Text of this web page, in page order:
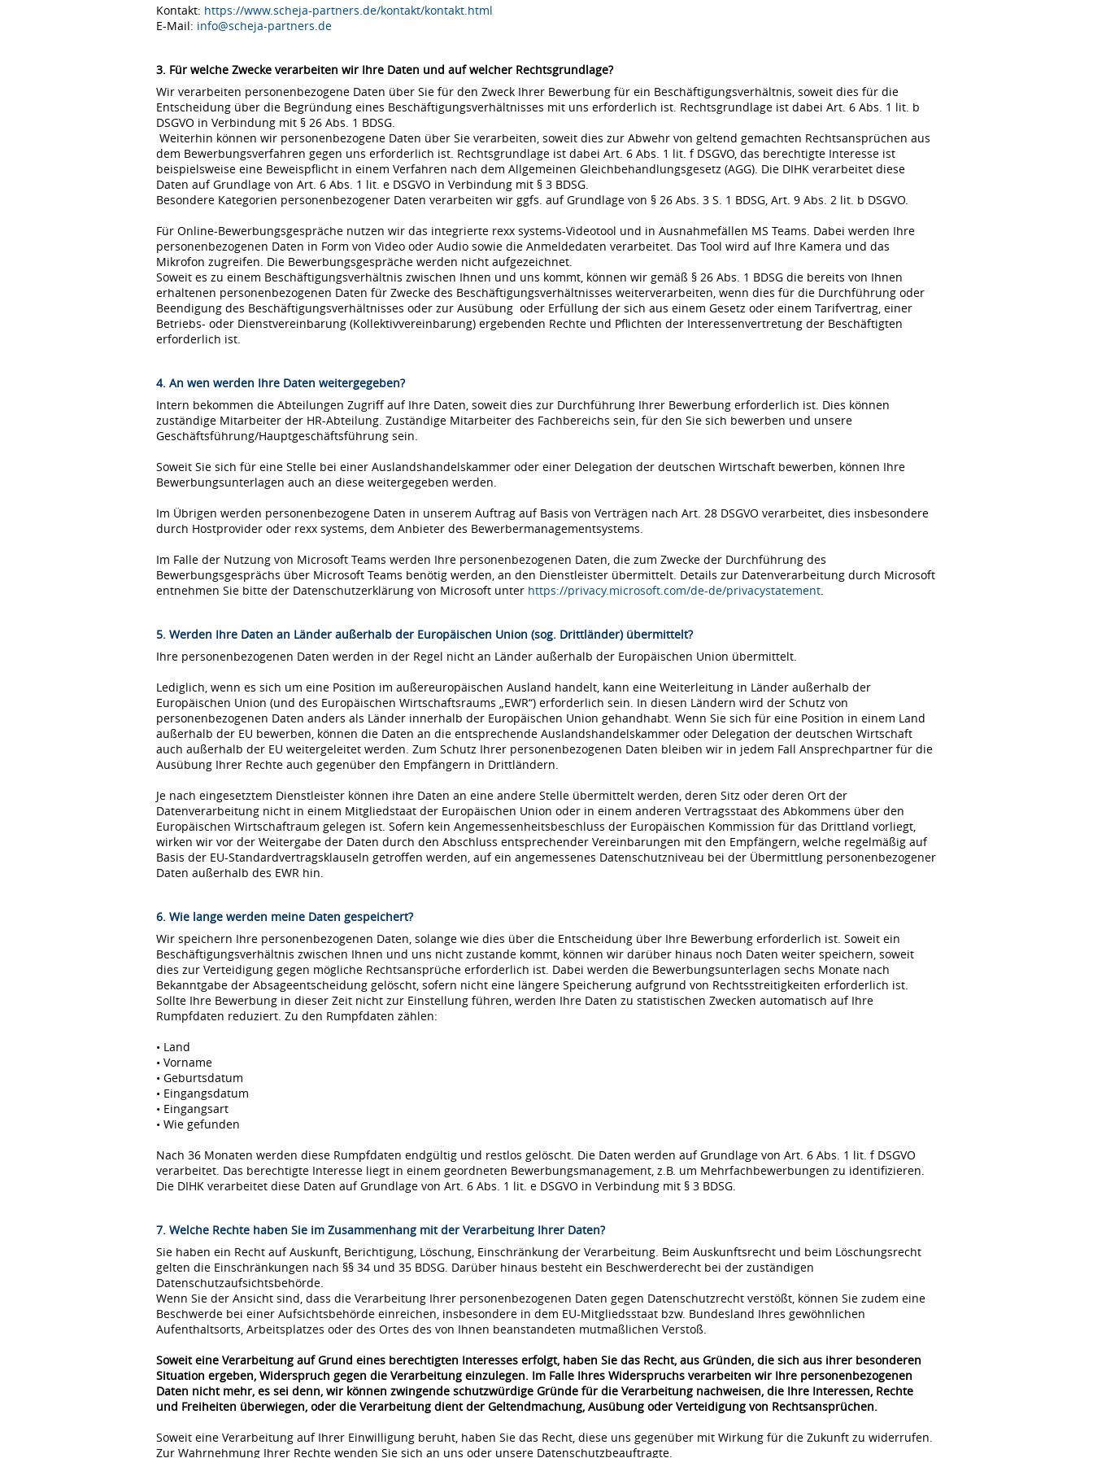
Kontakt: https://www.scheja-partners.de/kontakt/kontakt.html
E-Mail: info@scheja-partners.de
3. Für welche Zwecke verarbeiten wir Ihre Daten und auf welcher Rechtsgrundlage?
Wir verarbeiten personenbezogene Daten über Sie für den Zweck Ihrer Bewerbung für ein Beschäftigungsverhältnis, soweit dies für die
Entscheidung über die Begründung eines Beschäftigungsverhältnisses mit uns erforderlich ist. Rechtsgrundlage ist dabei Art. 6 Abs. 1 lit. b
DSGVO in Verbindung mit § 26 Abs. 1 BDSG.
Weiterhin können wir personenbezogene Daten über Sie verarbeiten, soweit dies zur Abwehr von geltend gemachten Rechtsansprüchen aus
dem Bewerbungsverfahren gegen uns erforderlich ist. Rechtsgrundlage ist dabei Art. 6 Abs. 1 lit. f DSGVO, das berechtigte Interesse ist
beispielsweise eine Beweispflicht in einem Verfahren nach dem Allgemeinen Gleichbehandlungsgesetz (AGG). Die DIHK verarbeitet diese
Daten auf Grundlage von Art. 6 Abs. 1 lit. e DSGVO in Verbindung mit § 3 BDSG.
Besondere Kategorien personenbezogener Daten verarbeiten wir ggfs. auf Grundlage von § 26 Abs. 3 S. 1 BDSG, Art. 9 Abs. 2 lit. b DSGVO.
Für Online-Bewerbungsgespräche nutzen wir das integrierte rexx systems-Videotool und in Ausnahmefällen MS Teams. Dabei werden Ihre
personenbezogenen Daten in Form von Video oder Audio sowie die Anmeldedaten verarbeitet. Das Tool wird auf Ihre Kamera und das
Mikrofon zugreifen. Die Bewerbungsgespräche werden nicht aufgezeichnet.
Soweit es zu einem Beschäftigungsverhältnis zwischen Ihnen und uns kommt, können wir gemäß § 26 Abs. 1 BDSG die bereits von Ihnen
erhaltenen personenbezogenen Daten für Zwecke des Beschäftigungsverhältnisses weiterverarbeiten, wenn dies für die Durchführung oder
Beendigung des Beschäftigungsverhältnisses oder zur Ausübung oder Erfüllung der sich aus einem Gesetz oder einem Tarifvertrag, einer
Betriebs- oder Dienstvereinbarung (Kollektivvereinbarung) ergebenden Rechte und Pflichten der Interessenvertretung der Beschäftigten
erforderlich ist.
4. An wen werden Ihre Daten weitergegeben?
Intern bekommen die Abteilungen Zugriff auf Ihre Daten, soweit dies zur Durchführung Ihrer Bewerbung erforderlich ist. Dies können
zuständige Mitarbeiter der HR-Abteilung. Zuständige Mitarbeiter des Fachbereichs sein, für den Sie sich bewerben und unsere
Geschäftsführung/Hauptgeschäftsführung sein.
Soweit Sie sich für eine Stelle bei einer Auslandshandelskammer oder einer Delegation der deutschen Wirtschaft bewerben, können Ihre
Bewerbungsunterlagen auch an diese weitergegeben werden.
Im Übrigen werden personenbezogene Daten in unserem Auftrag auf Basis von Verträgen nach Art. 28 DSGVO verarbeitet, dies insbesondere
durch Hostprovider oder rexx systems, dem Anbieter des Bewerbermanagementsystems.
Im Falle der Nutzung von Microsoft Teams werden Ihre personenbezogenen Daten, die zum Zwecke der Durchführung des
Bewerbungsgesprächs über Microsoft Teams benötig werden, an den Dienstleister übermittelt. Details zur Datenverarbeitung durch Microsoft
entnehmen Sie bitte der Datenschutzerklärung von Microsoft unter https://privacy.microsoft.com/de-de/privacystatement.
5. Werden Ihre Daten an Länder außerhalb der Europäischen Union (sog. Drittländer) übermittelt?
Ihre personenbezogenen Daten werden in der Regel nicht an Länder außerhalb der Europäischen Union übermittelt.
Lediglich, wenn es sich um eine Position im außereuropäischen Ausland handelt, kann eine Weiterleitung in Länder außerhalb der
Europäischen Union (und des Europäischen Wirtschaftsraums „EWR“) erforderlich sein. In diesen Ländern wird der Schutz von
personenbezogenen Daten anders als Länder innerhalb der Europäischen Union gehandhabt. Wenn Sie sich für eine Position in einem Land
außerhalb der EU bewerben, können die Daten an die entsprechende Auslandshandelskammer oder Delegation der deutschen Wirtschaft
auch außerhalb der EU weitergeleitet werden. Zum Schutz Ihrer personenbezogenen Daten bleiben wir in jedem Fall Ansprechpartner für die
Ausübung Ihrer Rechte auch gegenüber den Empfängern in Drittländern.
Je nach eingesetztem Dienstleister können ihre Daten an eine andere Stelle übermittelt werden, deren Sitz oder deren Ort der
Datenverarbeitung nicht in einem Mitgliedstaat der Europäischen Union oder in einem anderen Vertragsstaat des Abkommens über den
Europäischen Wirtschaftraum gelegen ist. Sofern kein Angemessenheitsbeschluss der Europäischen Kommission für das Drittland vorliegt,
wirken wir vor der Weitergabe der Daten durch den Abschluss entsprechender Vereinbarungen mit den Empfängern, welche regelmäßig auf
Basis der EU-Standardvertragsklauseln getroffen werden, auf ein angemessenes Datenschutzniveau bei der Übermittlung personenbezogener
Daten außerhalb des EWR hin.
6. Wie lange werden meine Daten gespeichert?
Wir speichern Ihre personenbezogenen Daten, solange wie dies über die Entscheidung über Ihre Bewerbung erforderlich ist. Soweit ein
Beschäftigungsverhältnis zwischen Ihnen und uns nicht zustande kommt, können wir darüber hinaus noch Daten weiter speichern, soweit
dies zur Verteidigung gegen mögliche Rechtsansprüche erforderlich ist. Dabei werden die Bewerbungsunterlagen sechs Monate nach
Bekanntgabe der Absageentscheidung gelöscht, sofern nicht eine längere Speicherung aufgrund von Rechtsstreitigkeiten erforderlich ist.
Sollte Ihre Bewerbung in dieser Zeit nicht zur Einstellung führen, werden Ihre Daten zu statistischen Zwecken automatisch auf Ihre
Rumpfdaten reduziert. Zu den Rumpfdaten zählen:
• Land
• Vorname
• Geburtsdatum
• Eingangsdatum
• Eingangsart
• Wie gefunden
Nach 36 Monaten werden diese Rumpfdaten endgültig und restlos gelöscht. Die Daten werden auf Grundlage von Art. 6 Abs. 1 lit. f DSGVO
verarbeitet. Das berechtigte Interesse liegt in einem geordneten Bewerbungsmanagement, z.B. um Mehrfachbewerbungen zu identifizieren.
Die DIHK verarbeitet diese Daten auf Grundlage von Art. 6 Abs. 1 lit. e DSGVO in Verbindung mit § 3 BDSG.
7. Welche Rechte haben Sie im Zusammenhang mit der Verarbeitung Ihrer Daten?
Sie haben ein Recht auf Auskunft, Berichtigung, Löschung, Einschränkung der Verarbeitung. Beim Auskunftsrecht und beim Löschungsrecht
gelten die Einschränkungen nach §§ 34 und 35 BDSG. Darüber hinaus besteht ein Beschwerderecht bei der zuständigen
Datenschutzaufsichtsbehörde.
Wenn Sie der Ansicht sind, dass die Verarbeitung Ihrer personenbezogenen Daten gegen Datenschutzrecht verstößt, können Sie zudem eine
Beschwerde bei einer Aufsichtsbehörde einreichen, insbesondere in dem EU-Mitgliedsstaat bzw. Bundesland Ihres gewöhnlichen
Aufenthaltsorts, Arbeitsplatzes oder des Ortes des von Ihnen beanstandeten mutmaßlichen Verstoß.
Soweit eine Verarbeitung auf Grund eines berechtigten Interesses erfolgt, haben Sie das Recht, aus Gründen, die sich aus ihrer besonderen
Situation ergeben, Widerspruch gegen die Verarbeitung einzulegen. Im Falle Ihres Widerspruchs verarbeiten wir Ihre personenbezogenen
Daten nicht mehr, es sei denn, wir können zwingende schutzwürdige Gründe für die Verarbeitung nachweisen, die Ihre Interessen, Rechte
und Freiheiten überwiegen, oder die Verarbeitung dient der Geltendmachung, Ausübung oder Verteidigung von Rechtsansprüchen.
Soweit eine Verarbeitung auf Ihrer Einwilligung beruht, haben Sie das Recht, diese uns gegenüber mit Wirkung für die Zukunft zu widerrufen.
Zur Wahrnehmung Ihrer Rechte wenden Sie sich an uns oder unsere Datenschutzbeauftragte.